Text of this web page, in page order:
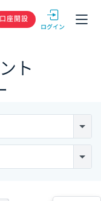
GMOクリック
口座開設
ト